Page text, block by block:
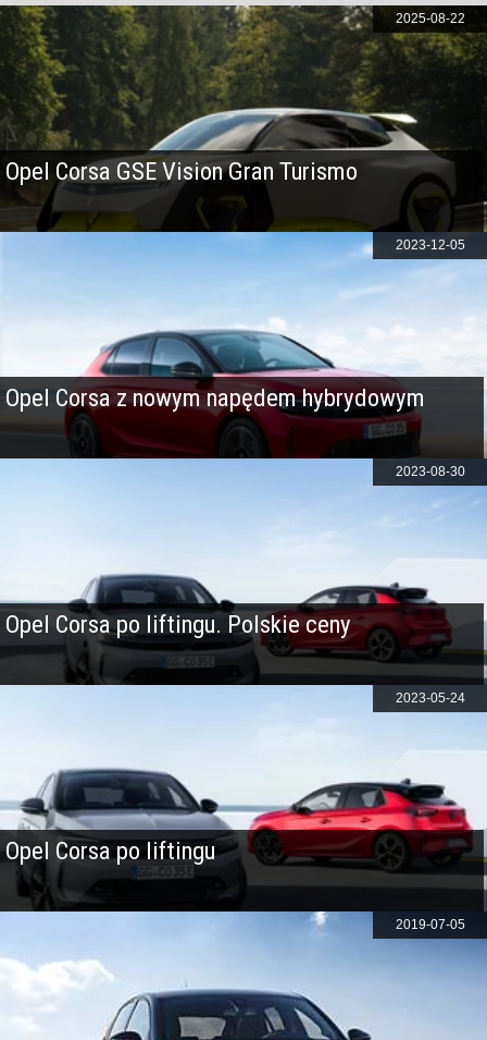
Opel Corsa GSE Vision Gran Turismo
2025-08-22
Opel Corsa z nowym napędem hybrydowym
2023-12-05
Opel Corsa po liftingu. Polskie ceny
2023-08-30
Opel Corsa po liftingu
2023-05-24
2019-07-05